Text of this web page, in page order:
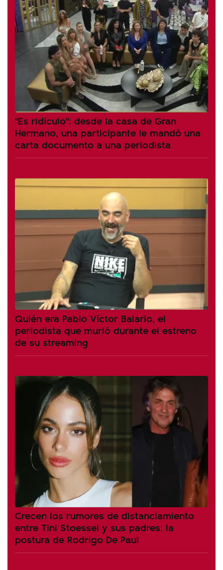
"Es ridículo": desde la casa de Gran
Hermano, una participante le mandó una
carta documento a una periodista
Quién era Pablo Víctor Balario, el
periodista que murió durante el estreno
de su streaming
Crecen los rumores de distanciamiento
entre Tini Stoessel y sus padres: la
postura de Rodrigo De Paul